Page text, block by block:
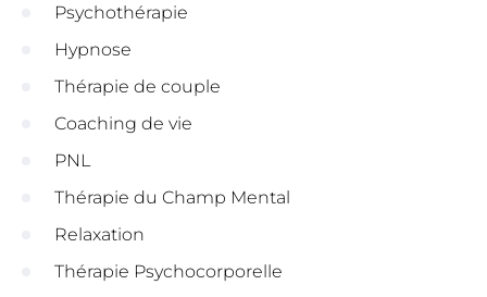
Psychothérapie
Hypnose
Thérapie de couple
Coaching de vie
PNL
Thérapie du Champ Mental
Relaxation
Thérapie Psychocorporelle